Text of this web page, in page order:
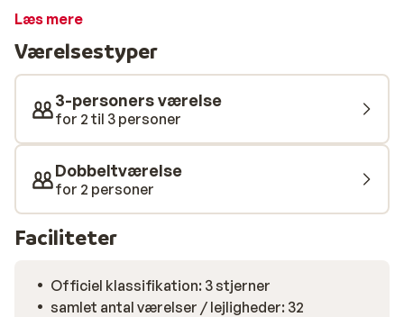
udsigt over de smukke Dolomitter. Canazei's gågade
minutters gang væk. Den gratis skibus kan tages til og
fra gondolen. Opholdet på Hotel Engel er inkl. god
halvpension, og i hotellets hyggelige bar kan en
aftendrink nydes. Hotel Engel byder desuden på en fin
wellnessafdeling, hvor der kan slappes af efter en lang
dag på pisterne.
Læs mere
Værelsestyper
3-personers værelse
for 2 til 3 personer
Dobbeltværelse
for 2 personer
Faciliteter
Officiel klassifikation: 3 stjerner
samlet antal værelser / lejligheder: 32